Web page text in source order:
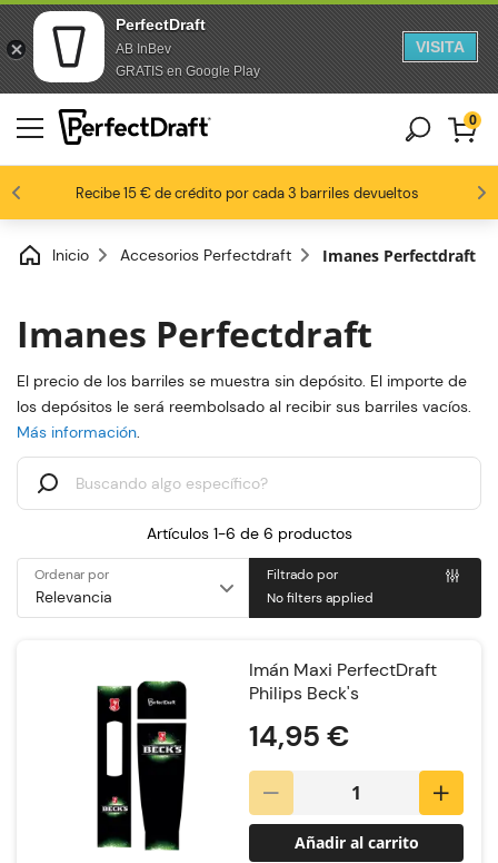
PerfectDraft
AB InBev
GRATIS en Google Play
VISITA
saltar al contenido
Saltar al pie de página
Recibe 15 € de crédito por cada 3 barriles devueltos
Los fanáticos de la cerveza nos aman 8,8 / 10
0
Inicio Accesorios Perfectdraft Imanes Perfectdraft
Imanes Perfectdraft
El precio de los barriles se muestra sin depósito. El importe de
los depósitos le será reembolsado al recibir sus barriles vacíos.
Más información.
Artículos 1-6 de 6 productos
Ordenar por
Filtrado por
No filters applied
Imán Maxi PerfectDraft
Philips Beck's
14,95 €
Añadir al carrito